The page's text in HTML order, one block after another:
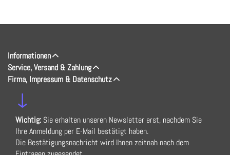
Informationen
Service, Versand & Zahlung
Firma, Impressum & Datenschutz
↓
Wichtig: Sie erhalten unseren Newsletter erst, nachdem Sie
Ihre Anmeldung per E-Mail bestätigt haben.
Die Bestätigungsnachricht wird Ihnen zeitnah nach dem